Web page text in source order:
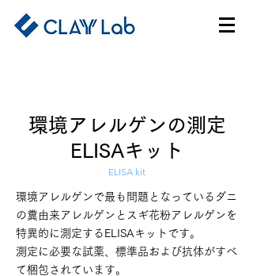
環境アレルゲンの測定
ELISAキット
ELISA kit
環境アレルゲンで最も問題となっているダニ
の糞由来アレルゲンとスギ花粉アレルゲンを
特異的に測定するELISAキットです。
測定に必要な試薬、標準品および抗体がすべ
て梱包されています。